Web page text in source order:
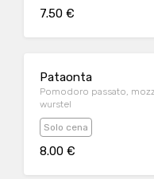
7.50 €
Pataonta
Pomodoro passato,
wurstel
Solo cena
8.00 €